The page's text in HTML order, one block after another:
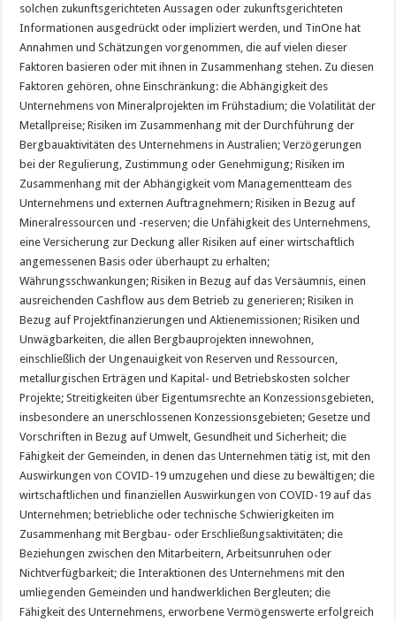
solchen zukunftsgerichteten Aussagen oder zukunftsgerichteten
Informationen ausgedrückt oder impliziert werden, und TinOne hat
Annahmen und Schätzungen vorgenommen, die auf vielen dieser
Faktoren basieren oder mit ihnen in Zusammenhang stehen. Zu diesen
Faktoren gehören, ohne Einschränkung: die Abhängigkeit des
Unternehmens von Mineralprojekten im Frühstadium; die Volatilität der
Metallpreise; Risiken im Zusammenhang mit der Durchführung der
Bergbauaktivitäten des Unternehmens in Australien; Verzögerungen
bei der Regulierung, Zustimmung oder Genehmigung; Risiken im
Zusammenhang mit der Abhängigkeit vom Managementteam des
Unternehmens und externen Auftragnehmern; Risiken in Bezug auf
Mineralressourcen und -reserven; die Unfähigkeit des Unternehmens,
eine Versicherung zur Deckung aller Risiken auf einer wirtschaftlich
angemessenen Basis oder überhaupt zu erhalten;
Währungsschwankungen; Risiken in Bezug auf das Versäumnis, einen
ausreichenden Cashflow aus dem Betrieb zu generieren; Risiken in
Bezug auf Projektfinanzierungen und Aktienemissionen; Risiken und
Unwägbarkeiten, die allen Bergbauprojekten innewohnen,
einschließlich der Ungenauigkeit von Reserven und Ressourcen,
metallurgischen Erträgen und Kapital- und Betriebskosten solcher
Projekte; Streitigkeiten über Eigentumsrechte an Konzessionsgebieten,
insbesondere an unerschlossenen Konzessionsgebieten; Gesetze und
Vorschriften in Bezug auf Umwelt, Gesundheit und Sicherheit; die
Fähigkeit der Gemeinden, in denen das Unternehmen tätig ist, mit den
Auswirkungen von COVID-19 umzugehen und diese zu bewältigen; die
wirtschaftlichen und finanziellen Auswirkungen von COVID-19 auf das
Unternehmen; betriebliche oder technische Schwierigkeiten im
Zusammenhang mit Bergbau- oder Erschließungsaktivitäten; die
Beziehungen zwischen den Mitarbeitern, Arbeitsunruhen oder
Nichtverfügbarkeit; die Interaktionen des Unternehmens mit den
umliegenden Gemeinden und handwerklichen Bergleuten; die
Fähigkeit des Unternehmens, erworbene Vermögenswerte erfolgreich